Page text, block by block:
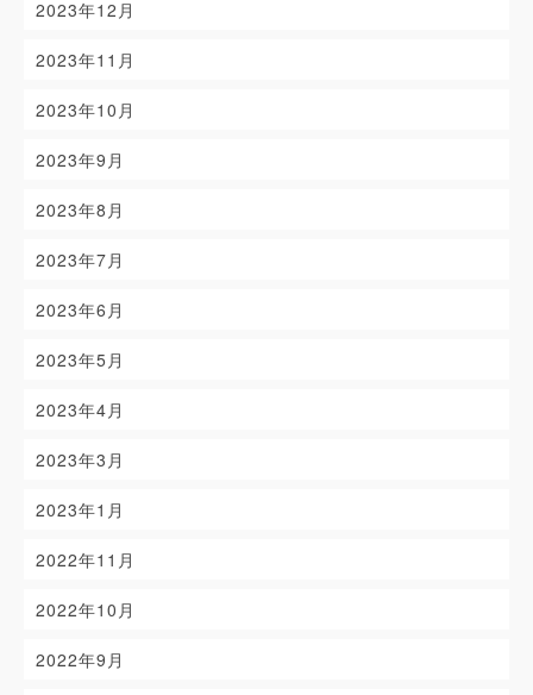
2023年12月
2023年11月
2023年10月
2023年9月
2023年8月
2023年7月
2023年6月
2023年5月
2023年4月
2023年3月
2023年1月
2022年11月
2022年10月
2022年9月